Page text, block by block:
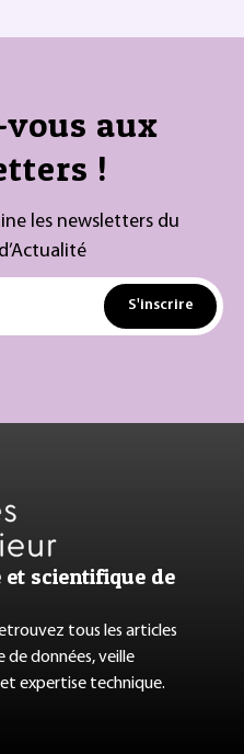
aux
!
les newsletters du
S'inscrire
et scientifique de
tous les articles
de données, veille
expertise technique.